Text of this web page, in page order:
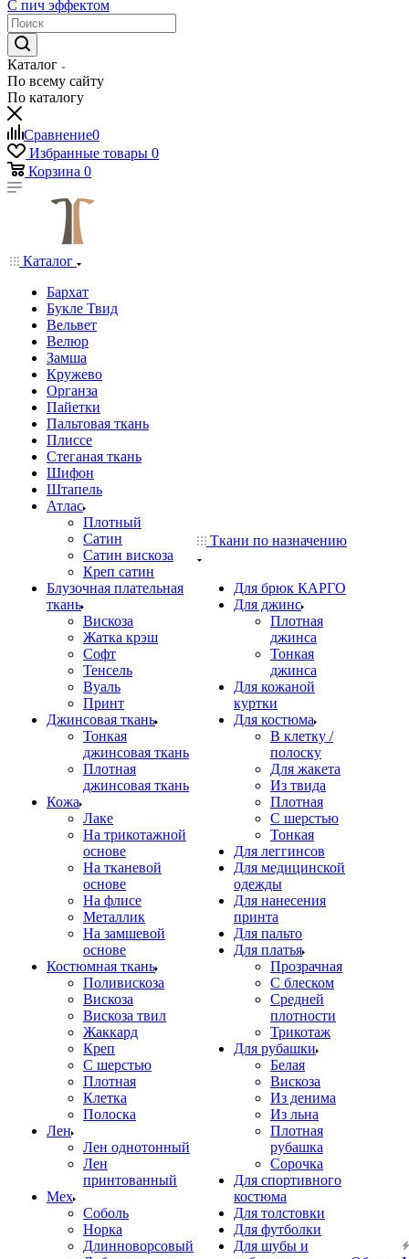
С пич эффектом
Каталог
По всему сайту
По каталогу
Сравнение0
Избранные товары 0
Корзина 0
Каталог
Бархат
Букле Твид
Вельвет
Велюр
Замша
Кружево
Органза
Пайетки
Пальтовая ткань
Плиссе
Стеганая ткань
Шифон
Штапель
Атлас
Плотный
Сатин
Сатин вискоза
Креп сатин
Блузочная плательная
ткань
Вискоза
Жатка крэш
Софт
Тенсель
Вуаль
Принт
Джинсовая ткань
Тонкая
джинсовая ткань
Плотная
джинсовая ткань
Кожа
Лаке
На трикотажной
основе
На тканевой
основе
На флисе
Металлик
На замшевой
основе
Костюмная ткань
Поливискоза
Вискоза
Вискоза твил
Жаккард
Креп
С шерстью
Плотная
Клетка
Полоска
Лен
Лен однотонный
Лен
принтованный
Мех
Соболь
Норка
Длинноворсовый
Ткани по назначению
Для брюк КАРГО
Для джинс
Плотная
джинса
Тонкая
джинса
Для кожаной
куртки
Для костюма
В клетку /
полоску
Для жакета
Из твида
Плотная
С шерстью
Тонкая
Для леггинсов
Для медицинской
одежды
Для нанесения
принта
Для пальто
Для платья
Прозрачная
С блеском
Средней
плотности
Трикотаж
Для рубашки
Белая
Вискоза
Из денима
Из льна
Плотная
рубашка
Сорочка
Для спортивного
костюма
Для толстовки
Для футболки
Для шубы и